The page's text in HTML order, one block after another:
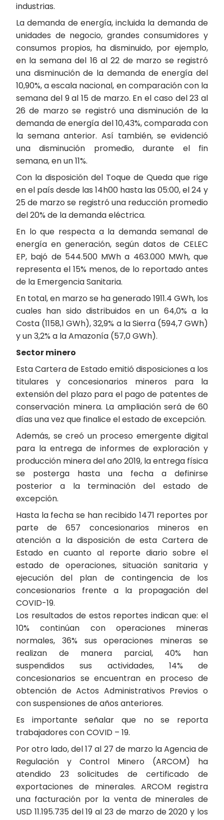
industrias.
La demanda de energía, incluida la demanda de
unidades de negocio, grandes consumidores y
consumos propios, ha disminuido, por ejemplo,
en la semana del 16 al 22 de marzo se registró
una disminución de la demanda de energía del
10,90%, a escala nacional, en comparación con la
semana del 9 al 15 de marzo. En el caso del 23 al
26 de marzo se registró una disminución de la
demanda de energía del 10,43%, comparada con
la semana anterior. Así también, se evidenció
una disminución promedio, durante el fin
semana, en un 11%.
Con la disposición del Toque de Queda que rige
en el país desde las 14h00 hasta las 05:00, el 24 y
25 de marzo se registró una reducción promedio
del 20% de la demanda eléctrica.
En lo que respecta a la demanda semanal de
energía en generación, según datos de CELEC
EP, bajó de 544.500 MWh a 463.000 MWh, que
representa el 15% menos, de lo reportado antes
de la Emergencia Sanitaria.
En total, en marzo se ha generado 1911.4 GWh, los
cuales han sido distribuidos en un 64,0% a la
Costa (1158,1 GWh), 32,9% a la Sierra (594,7 GWh)
y un 3,2% a la Amazonía (57,0 GWh).
Sector minero
Esta Cartera de Estado emitió disposiciones a los
titulares y concesionarios mineros para la
extensión del plazo para el pago de patentes de
conservación minera. La ampliación será de 60
días una vez que finalice el estado de excepción.
Además, se creó un proceso emergente digital
para la entrega de informes de exploración y
producción minera del año 2019, la entrega física
se posterga hasta una fecha a definirse
posterior a la terminación del estado de
excepción.
Hasta la fecha se han recibido 1471 reportes por
parte de 657 concesionarios mineros en
atención a la disposición de esta Cartera de
Estado en cuanto al reporte diario sobre el
estado de operaciones, situación sanitaria y
ejecución del plan de contingencia de los
concesionarios frente a la propagación del
COVID-19.
Los resultados de estos reportes indican que: el
10% continúan con operaciones mineras
normales, 36% sus operaciones mineras se
realizan de manera parcial, 40% han
suspendidos sus actividades, 14% de
concesionarios se encuentran en proceso de
obtención de Actos Administrativos Previos o
con suspensiones de años anteriores.
Es importante señalar que no se reporta
trabajadores con COVID – 19.
Por otro lado, del 17 al 27 de marzo la Agencia de
Regulación y Control Minero (ARCOM) ha
atendido 23 solicitudes de certificado de
exportaciones de minerales. ARCOM registra
una facturación por la venta de minerales de
USD 11.195.735 del 19 al 23 de marzo de 2020 y los